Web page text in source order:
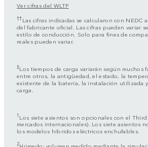
Ver cifras del WLTP
††Las cifras indicadas se calcularon con NEDC
del fabricante oficial. Las cifras pueden variar
estilo de conducción. Solo para fines de
reales pueden variar.
‡Los tiempos de carga variarán según muchos
entre otros, la antigüedad, el estado, la
existente de la batería, la instalación utilizada
carga.
1 Los siete asientos son opcionales con el Third
mercados internacionales). Los siete asientos
los modelos híbridos eléctricos enchufables.
2